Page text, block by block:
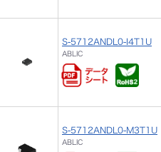
S-5712ANDL0-I4T1U
ABLIC
S-5712ANDL0-M3T1U
ABLIC